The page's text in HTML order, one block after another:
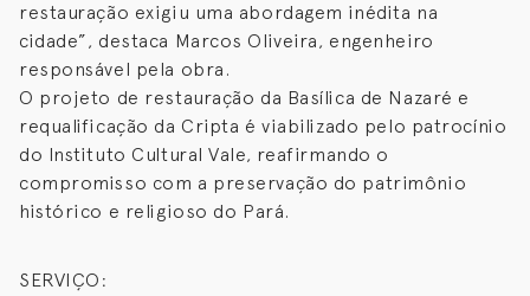
restauração exigiu uma abordagem inédita na
cidade”, destaca Marcos Oliveira, engenheiro
responsável pela obra.
O projeto de restauração da Basílica de Nazaré e
requalificação da Cripta é viabilizado pelo patrocínio
do Instituto Cultural Vale, reafirmando o
compromisso com a preservação do patrimônio
histórico e religioso do Pará.
SERVIÇO: